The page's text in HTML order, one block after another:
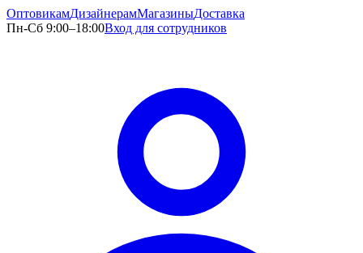
ОптовикамДизайнерамМагазиныДоставка
Пн-Сб 9:00–18:00Вход для сотрудников